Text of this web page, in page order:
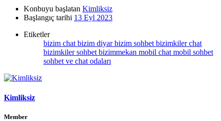
Konbuyu başlatan Kimliksiz
Başlangıç tarihi 13 Eyl 2023
Etiketler
bizim chat bizim diyarbizim sohbet bizimkiler chat
bizimkiler sohbet bizimmekan mobil chat mobil sohbet
sohbet ve chat odaları
Kimliksiz
Member